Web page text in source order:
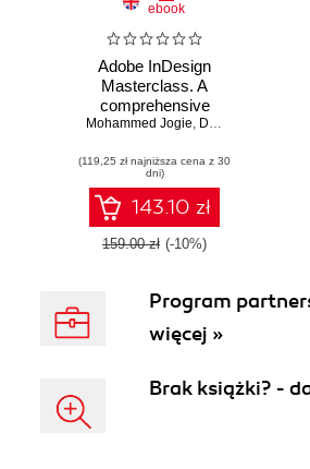
ebook
Adobe InDesign
Masterclass. A
comprehensive
guide to taking
skills from
beginner to
professional
Mohammed Jogie, Don Ryun Chang
(119,25 zł najniższa cena z 30
dni)
143.10 zł
159.00 zł (-10%)
Program
więcej »
Brak książki? -